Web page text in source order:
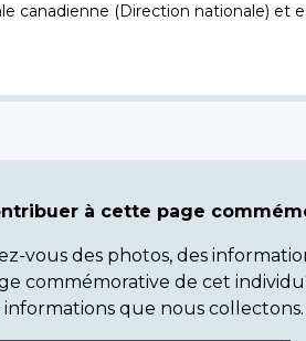
canadienne (Direction nationale) et
à cette page
vous des photos, des
commémorative de cet
informations que nous collectons.